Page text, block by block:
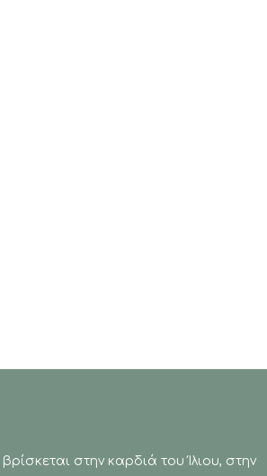
βρίσκεται στην καρδιά του Ίλιου, στην